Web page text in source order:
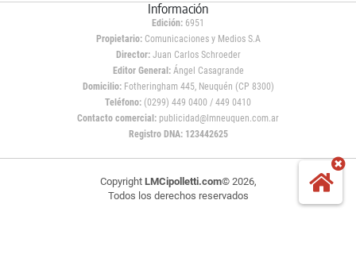
Información
Edición: 6951
Propietario:Comunicaciones y Medios S.A
Director: Juan Carlos Schroeder
Editor General:Ángel Casagrande
Domicilio:Fotheringham 445, Neuquén (CP 8300)
Teléfono: (0299) 449 0400 / 449 0410
Contacto comercial: publicidad@lmneuquen.com.ar
Registro DNA: 123442625
Copyright LMCipolletti.com© 2026,
Todos los derechos reservados